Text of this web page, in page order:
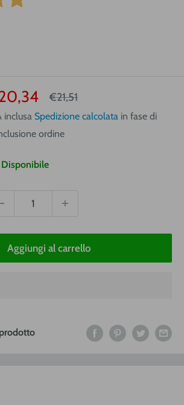
Prezzo
€21,51
inclusa Spedizione calcolata in fase di
ordine
Disponibile
Aggiungi al carrello